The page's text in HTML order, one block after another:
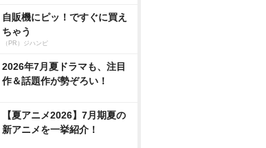
自販機にピッ！ですぐに買え
ちゃう
（PR）ジハンピ
2026年7月夏ドラマも、注目
作＆話題作が勢ぞろい！
【夏アニメ2026】7月期夏の
新アニメを一挙紹介！